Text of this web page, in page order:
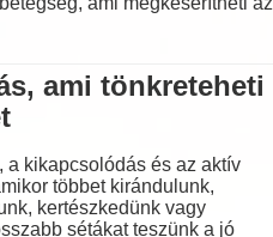
ami tönkreteheti
a kikapcsolódás és az aktív
többet kirándulunk,
kertészkedünk vagy
sétákat teszünk a jó